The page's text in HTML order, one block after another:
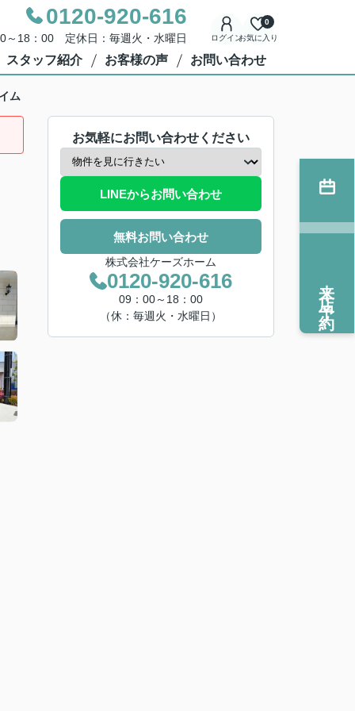
0120-920-616
～18：00 定休日：毎週火・水曜日 ログインお気に入り
0
スタッフ紹介 お客様の声 お問い合わせ
ム
お気軽にお問い合わせください
LINEからお問い合わせ
無料お問い合わせ
株式会社ケーズホーム
0120-920-616
09：00～18：00
（休：毎週火・水曜日）
来店予約